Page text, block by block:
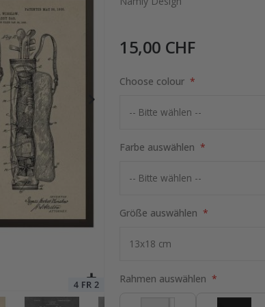
15,00 CHF
Choose colour
Farbe auswählen
Größe auswählen
Rahmen auswählen